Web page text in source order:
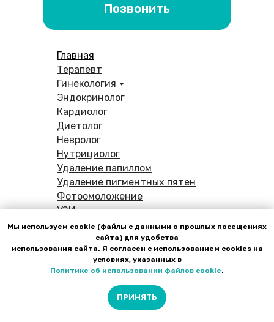
Мы используем cookie (файлы с данными о прошлых посещениях
сайта) для удобства
использования сайта. Я согласен с использованием cookies на
условиях, указанных в
Политике об использовании файлов cookie.
ПРИНЯТЬ
Позвонить
Терапевт
Как к нам добраться
Капельницы для здоровья
Фотоомоложение
Удаление пигментных пятен
Анализы
Гинекология
Эндокринолог
Кардиолог
Диетолог
Нутрициолог
Невролог
Генетические исследования
Чекап
УЗИ
Удаление папиллом
Главная